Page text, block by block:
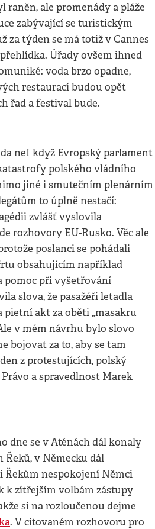
raněn, ale promenády a pláže
zabývající se turistickým
za týden se má totiž v Cannes
Úřady ovšem ihned
voda brzo opadne,
restaurací budou opět
řad a festival bude.
neI když Evropský parlament
polského vládního
jiné i smutečním plenárním
to úplně nestačí:
zvlášť vyslovila
rozhovory EU-Rusko. Věc ale
poslanci se pohádali
obsahujícím například
pomoc při vyšetřování
slova, že pasažéři letadla
akt za oběti „masakru
v mém návrhu bylo slovo
bojovat za to, aby se tam
z protestujících, polský
a spravedlnost Marek
dne se v Aténách dál konaly
v Německu dál
Řekům nespokojení Němci
k zítřejším volbám zástupy
si na rozloučenou dejme
. V citovaném rozhovoru pro